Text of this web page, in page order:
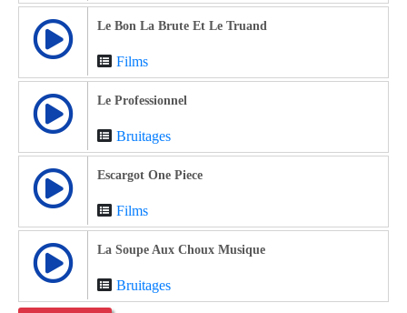
Le Bon La Brute Et Le Truand
Films
Le Professionnel
Bruitages
Escargot One Piece
Films
La Soupe Aux Choux Musique
Bruitages